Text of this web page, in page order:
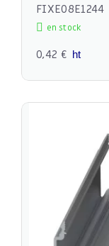
FIXE08E1244
en stock
0,42 € ht